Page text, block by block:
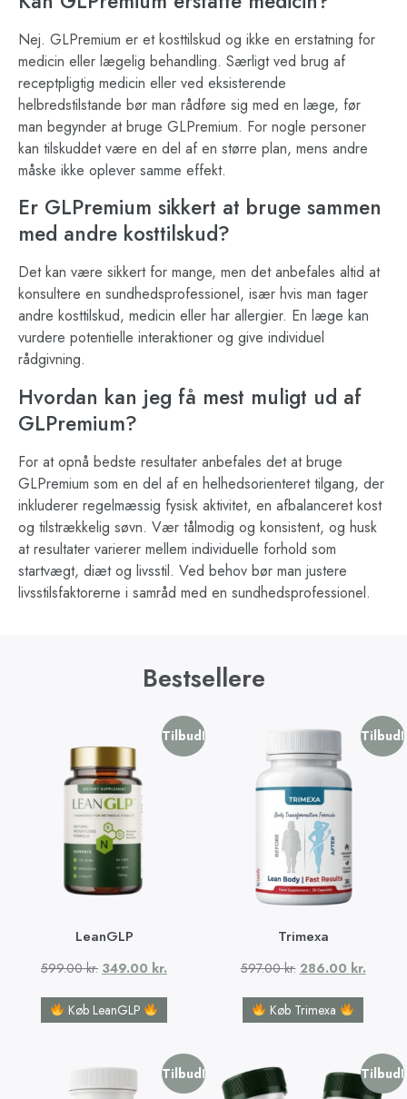
Nej. GLPremium er et kosttilskud og ikke en erstatning for
medicin eller lægelig behandling. Særligt ved brug af
receptpligtig medicin eller ved eksisterende
helbredstilstande bør man rådføre sig med en læge, før
man begynder at bruge GLPremium. For nogle personer
kan tilskuddet være en del af en større plan, mens andre
måske ikke oplever samme effekt.
Er GLPremium sikkert at bruge sammen
med andre kosttilskud?
Det kan være sikkert for mange, men det anbefales altid at
konsultere en sundhedsprofessionel, især hvis man tager
andre kosttilskud, medicin eller har allergier. En læge kan
vurdere potentielle interaktioner og give individuel
rådgivning.
Hvordan kan jeg få mest muligt ud af
GLPremium?
For at opnå bedste resultater anbefales det at bruge
GLPremium som en del af en helhedsorienteret tilgang, der
inkluderer regelmæssig fysisk aktivitet, en afbalanceret kost
og tilstrækkelig søvn. Vær tålmodig og konsistent, og husk
at resultater varierer mellem individuelle forhold som
startvægt, diæt og livsstil. Ved behov bør man justere
livsstilsfaktorerne i samråd med en sundhedsprofessionel.
Bestsellere
Tilbud!
LeanGLP
599.00kr. 349.00 kr.
Køb LeanGLP
Tilbud!
Trimexa
597.00kr. 286.00 kr.
Køb Trimexa
Tilbud! Tilbud!